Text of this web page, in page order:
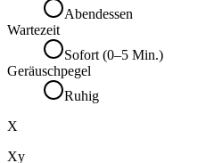
Abendessen
Wartezeit
Sofort (0–5 Min.)
Geräuschpegel
Ruhig
X
Xy